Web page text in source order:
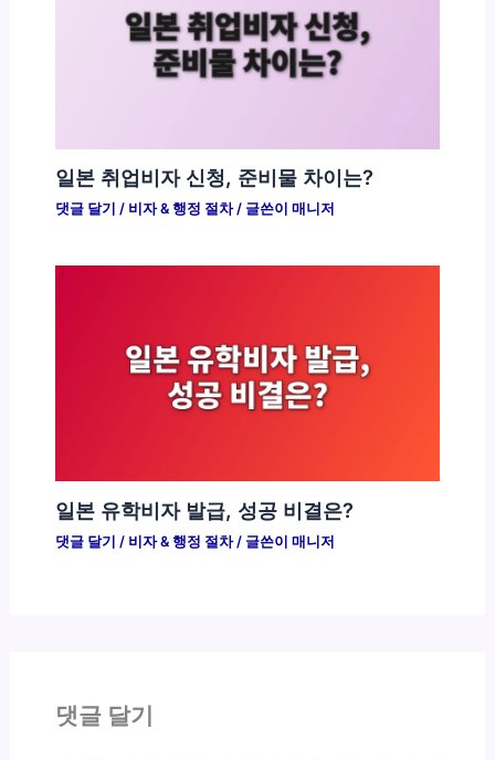
일본 취업비자 신청, 준비물 차이는?
댓글 달기 / 비자 & 행정 절차/ 글쓴이 매니저
일본 유학비자 발급, 성공 비결은?
댓글 달기 / 비자 & 행정 절차/ 글쓴이 매니저
댓글 달기